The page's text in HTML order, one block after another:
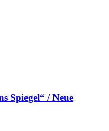
Spiegel“ / Neue